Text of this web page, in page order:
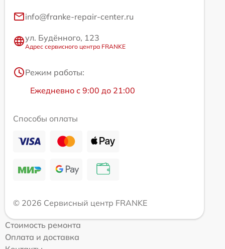
info@franke-repair-center.ru
ул. Будённого, 123
Адрес сервисного центра FRANKE
Режим работы:
Ежедневно с 9:00 до 21:00
Способы оплаты
© 2026 Сервисный центр FRANKE
Стоимость ремонта
Оплата и доставка